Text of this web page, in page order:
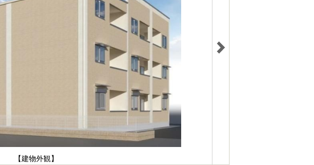
【建物外観】